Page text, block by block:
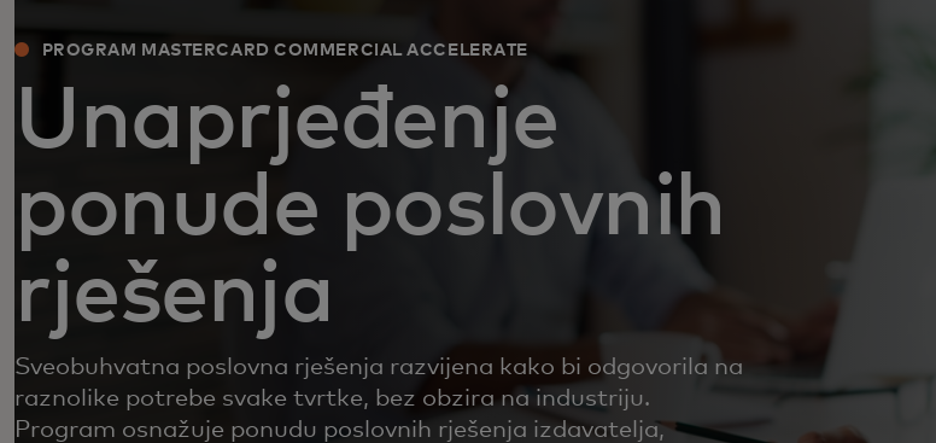
PROGRAM MASTERCARD COMMERCIAL ACCELERATE‎
Unaprjeđenje
ponude poslovnih
rješenja
Sveobuhvatna poslovna rješenja razvijena kako bi odgovorila na
raznolike potrebe svake tvrtke, bez obzira na industriju.
Program osnažuje ponudu poslovnih rješenja izdavatelja,